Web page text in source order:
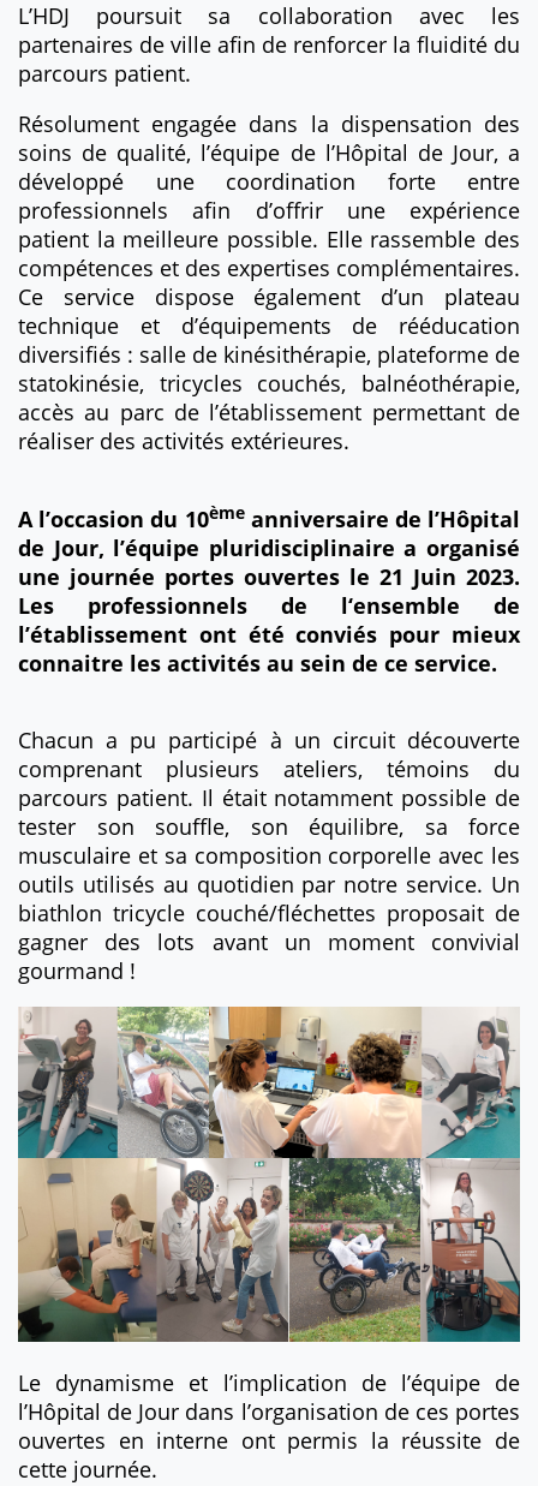
L’HDJ poursuit sa collaboration avec les
partenaires de ville afin de renforcer la fluidité du
parcours patient.
Résolument engagée dans la dispensation des
soins de qualité, l’équipe de l’Hôpital de Jour, a
développé une coordination forte entre
professionnels afin d’offrir une expérience
patient la meilleure possible. Elle rassemble des
compétences et des expertises complémentaires.
Ce service dispose également d’un plateau
technique et d’équipements de rééducation
diversifiés : salle de kinésithérapie, plateforme de
statokinésie, tricycles couchés, balnéothérapie,
accès au parc de l’établissement permettant de
réaliser des activités extérieures.
A l’occasion du 10èmeanniversaire de l’Hôpital
de Jour, l’équipe pluridisciplinaire a organisé
une journée portes ouvertes le 21 Juin 2023.
Les professionnels de l‘ensemble de
l’établissement ont été conviés pour mieux
connaitre les activités au sein de ce service.
Chacun a pu participé à un circuit découverte
comprenant plusieurs ateliers, témoins du
parcours patient. Il était notamment possible de
tester son souffle, son équilibre, sa force
musculaire et sa composition corporelle avec les
outils utilisés au quotidien par notre service. Un
biathlon tricycle couché/fléchettes proposait de
gagner des lots avant un moment convivial
gourmand !
Le dynamisme et l’implication de l’équipe de
l’Hôpital de Jour dans l’organisation de ces portes
ouvertes en interne ont permis la réussite de
cette journée.